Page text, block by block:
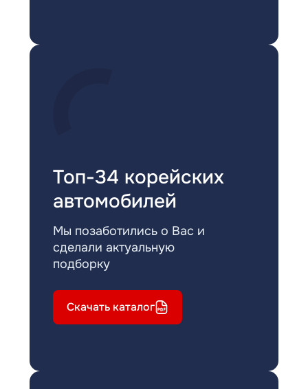
Топ-34 корейских
автомобилей
Мы позаботились о Вас и
сделали актуальную
подборку
Скачать каталог